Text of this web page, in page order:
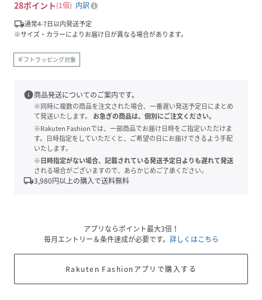
28ポイント 1倍
内訳
local_shipping通常4-7日以内発送予定
※サイズ・カラーによりお届け日が異なる場合があります。
ギフトラッピング対象
info商品発送についてのご案内です。
※同時に複数の商品を注文された場合、一番遅い発送予定日にまとめ
て発送いたします。
お急ぎの商品は、個別にご注文ください。
※Rakuten Fashionでは、一部商品でお届け日時をご指定いただけま
す。日時指定をしていただくと、ご希望の日にお届けできるよう手配
いたします。
※日時指定がない場合、記載されている発送予定日よりも遅れて発送
される場合がございますので、あらかじめご了承ください。
local_shipping3,980円以上の購入で送料無料
アプリならポイント最大3倍！
毎月エントリー＆条件達成が必要です。 詳しくはこちら
Rakuten Fashionアプリで購入する